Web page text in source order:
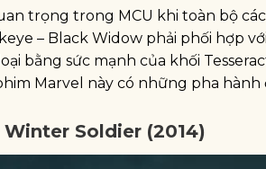
trọng trong MCU khi toàn bộ
– Black Widow phải phối hợp
bằng sức mạnh của khối
Marvel này có những pha
Soldier (2014)